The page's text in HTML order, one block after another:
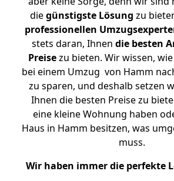
diegünstigste Lösung zu
professionellen
stets daran, Ihnen die besten
Preisezu bieten. Wir wissen,
bei einem Umzug von Hamm
zu sparen, und deshalb setzen
Ihnen die besten Preise zu
eine kleine Wohnung haben
Haus in Hamm besitzen, was
muss.
Wir haben immer die perfekte